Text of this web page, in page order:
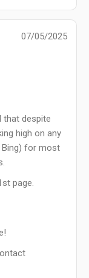
07/05/2025
that despite
high on any
Bing) for most
page.